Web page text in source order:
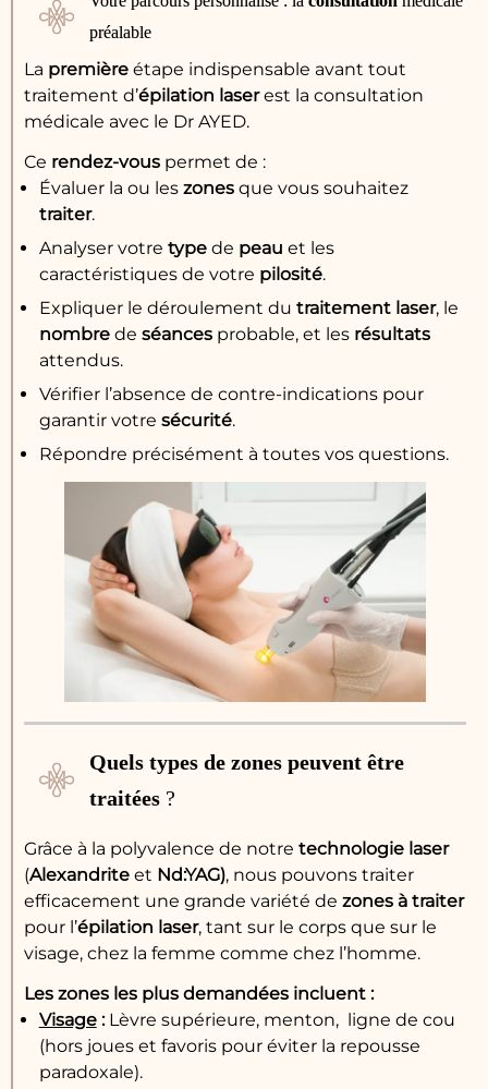
préalable
La première étape indispensable avant tout
traitement d’épilation laserest la consultation
médicale avec le Dr AYED.
Ce rendez-vous permet de :
Évaluer la ou les zonesque vous souhaitez
traiter.
Analyser votre typede peau et les
caractéristiques de votre pilosité.
Expliquer le déroulement du traitement laser, le
nombrede séancesprobable, et les résultats
attendus.
Vérifier l’absence de contre-indications pour
garantir votre sécurité.
Répondre précisément à toutes vos questions.
Quels types de zones peuvent être
traitées?
Grâce à la polyvalence de notre technologie laser
(Alexandrite et Nd:YAG), nous pouvons traiter
efficacement une grande variété de zones à traiter
pour l’épilation laser, tant sur le corps que sur le
visage, chez la femme comme chez l’homme.
Les zones les plus demandées incluent :
Visage:Lèvre supérieure, menton, ligne de cou
(hors joues et favoris pour éviter la repousse
paradoxale).